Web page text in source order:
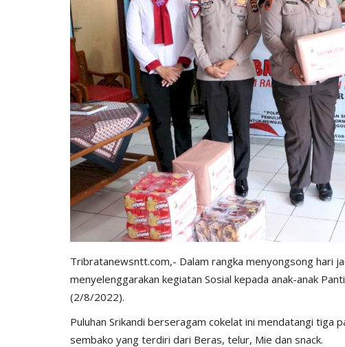
Tribratanewsntt.com,- Dalam rangka menyongsong hari
menyelenggarakan kegiatan Sosial kepada anak-anak
(2/8/2022).
Puluhan Srikandi berseragam cokelat ini mendatangi tiga
sembako yang terdiri dari Beras, telur, Mie dan snack.